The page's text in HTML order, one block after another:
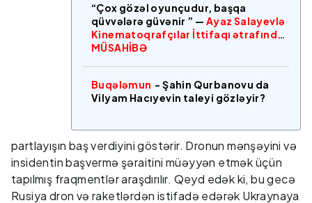
“Çox gözəl oyunçudur, başqa
qüvvələrə güvənir ” — Ayaz Salayevlə
Kinematoqrafçılar İttifaqı ətrafında
MÜSAHİBƏ
Buqələmun - Şahin Qurbanovu da
Vilyam Hacıyevin taleyi gözləyir?
partlayışın baş verdiyini göstərir. Dronun mənşəyini və
insidentin başvermə şəraitini müəyyən etmək üçün
tapılmış fraqmentlər araşdırılır. Qeyd edək ki, bu gecə
Rusiya dron və raketlərdən istifadə edərək Ukraynaya